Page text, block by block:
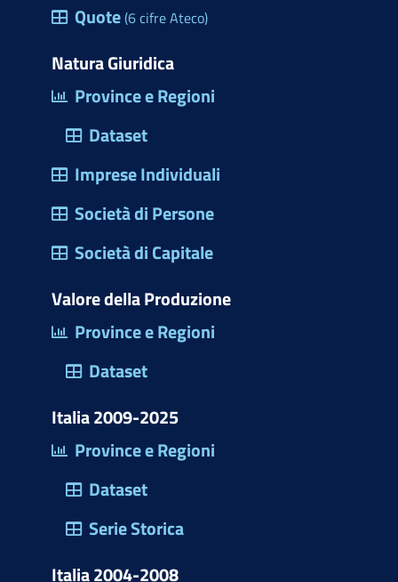
t
r
a
d
a
l
g
o
Quote(6 cifre Ateco)
Natura Giuridica
Province e Regioni
Dataset
Imprese Individuali
Società di Persone
Società di Capitale
Valore della Produzione
Province e Regioni
Dataset
Italia 2009-2025
Province e Regioni
Dataset
Serie Storica
Italia 2004-2008